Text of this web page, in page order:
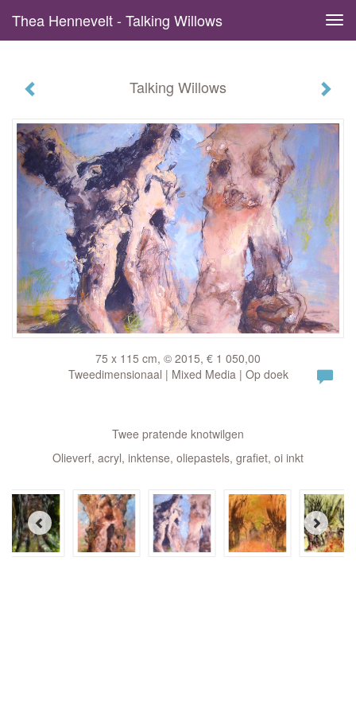
Thea Hennevelt - Talking Willows
Talking Willows
75 x 115 cm, © 2015, € 1 050,00
Tweedimensionaal | Mixed Media | Op doek
Twee pratende knotwilgen
Olieverf, acryl, inktense, oliepastels, grafiet, oi inkt